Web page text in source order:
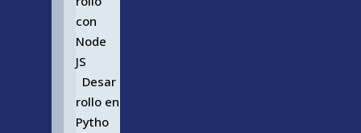
con
Node
JS
Desar
rollo en
Pytho